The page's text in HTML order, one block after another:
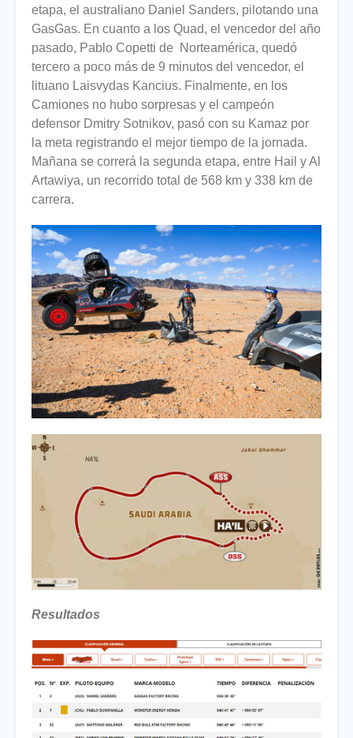
etapa, el australiano Daniel Sanders, pilotando una
GasGas. En cuanto a los Quad, el vencedor del año
pasado, Pablo Copetti de Norteamérica, quedó
tercero a poco más de 9 minutos del vencedor, el
lituano Laisvydas Kancius. Finalmente, en los
Camiones no hubo sorpresas y el campeón
defensor Dmitry Sotnikov, pasó con su Kamaz por
la meta registrando el mejor tiempo de la jornada.
Mañana se correrá la segunda etapa, entre Hail y Al
Artawiya, un recorrido total de 568 km y 338 km de
carrera.
Resultados